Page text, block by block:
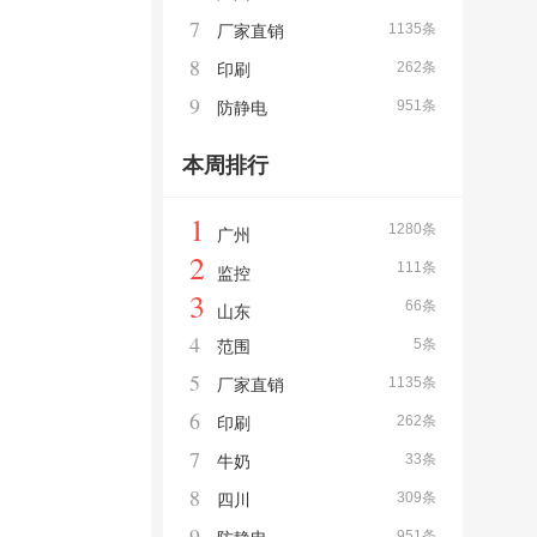
1135条
7 厂家直销
262条
8 印刷
951条
9 防静电
本周排行
1280条
1 广州
111条
2 监控
66条
3 山东
5条
4 范围
1135条
5 厂家直销
262条
6 印刷
33条
7 牛奶
309条
8 四川